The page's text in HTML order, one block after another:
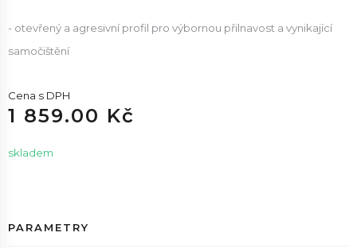
- otevřený a agresivní profil pro výbornou přilnavost a vynikající
samočištění
Cena s DPH
1 859.00 Kč
skladem
PARAMETRY